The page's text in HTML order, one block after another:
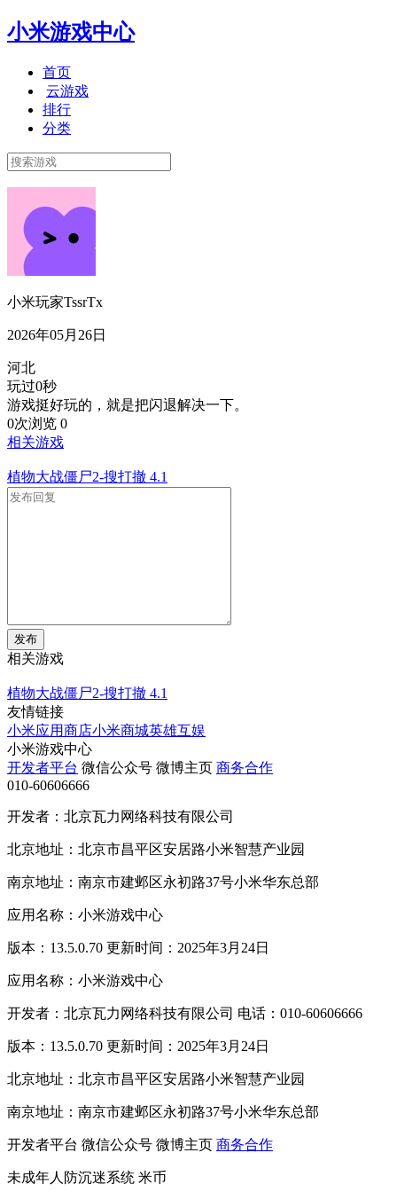
小米游戏中心
首页
云游戏
排行
分类
小米玩家TssrTx
2026年05月26日
河北
玩过0秒
游戏挺好玩的，就是把闪退解决一下。
0次浏览 0
相关游戏
植物大战僵尸2-搜打撤 4.1
发布
相关游戏
植物大战僵尸2-搜打撤 4.1
友情链接
小米应用商店小米商城英雄互娱
小米游戏中心
开发者平台 微信公众号 微博主页 商务合作
010-60606666
开发者：北京瓦力网络科技有限公司
北京地址：北京市昌平区安居路小米智慧产业园
南京地址：南京市建邺区永初路37号小米华东总部
应用名称：小米游戏中心
版本：13.5.0.70 更新时间：2025年3月24日
应用名称：小米游戏中心
开发者：北京瓦力网络科技有限公司 电话：010-60606666
版本：13.5.0.70 更新时间：2025年3月24日
北京地址：北京市昌平区安居路小米智慧产业园
南京地址：南京市建邺区永初路37号小米华东总部
开发者平台 微信公众号 微博主页 商务合作
未成年人防沉迷系统 米币